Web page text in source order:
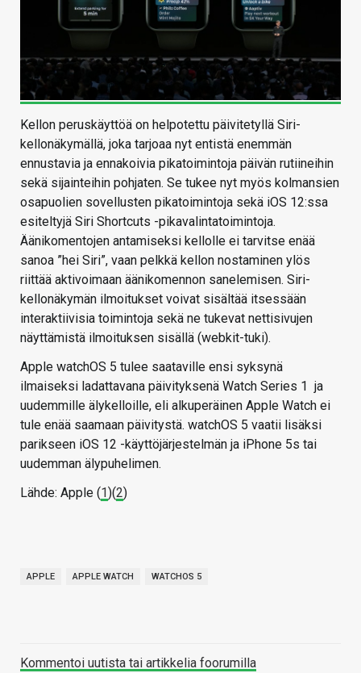
Kellon peruskäyttöä on helpotettu päivitetyllä Siri-
kellonäkymällä, joka tarjoaa nyt entistä enemmän
ennustavia ja ennakoivia pikatoimintoja päivän rutiineihin
sekä sijainteihin pohjaten. Se tukee nyt myös kolmansien
osapuolien sovellusten pikatoimintoja sekä iOS 12:ssa
esiteltyjä Siri Shortcuts -pikavalintatoimintoja.
Äänikomentojen antamiseksi kellolle ei tarvitse enää
sanoa ”hei Siri”, vaan pelkkä kellon nostaminen ylös
riittää aktivoimaan äänikomennon sanelemisen. Siri-
kellonäkymän ilmoitukset voivat sisältää itsessään
interaktiivisia toimintoja sekä ne tukevat nettisivujen
näyttämistä ilmoituksen sisällä (webkit-tuki).
Apple watchOS 5 tulee saataville ensi syksynä
ilmaiseksi ladattavana päivityksenä Watch Series 1 ja
uudemmille älykelloille, eli alkuperäinen Apple Watch ei
tule enää saamaan päivitystä. watchOS 5 vaatii lisäksi
parikseen iOS 12 -käyttöjärjestelmän ja iPhone 5s tai
uudemman älypuhelimen.
Lähde: Apple (1)(2)
APPLE APPLE WATCH WATCHOS 5
Kommentoi uutista tai artikkelia foorumilla